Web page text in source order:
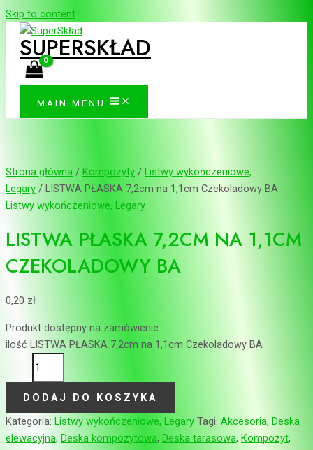
Skip to content
SUPERSKŁAD
MAIN MENU
Strona główna / Kompozyty / Listwy wykończeniowe,
Legary / LISTWA PŁASKA 7,2cm na 1,1cm Czekoladowy BA
Listwy wykończeniowe, Legary
LISTWA PŁASKA 7,2CM NA 1,1CM
CZEKOLADOWY BA
0,20 zł
Produkt dostępny na zamówienie
ilość LISTWA PŁASKA 7,2cm na 1,1cm Czekoladowy BA
DODAJ DO KOSZYKA
Kategoria: Listwy wykończeniowe, Legary Tagi: Akcesoria, Deska
elewacyjna, Deska kompozytowa, Deska tarasowa, Kompozyt,